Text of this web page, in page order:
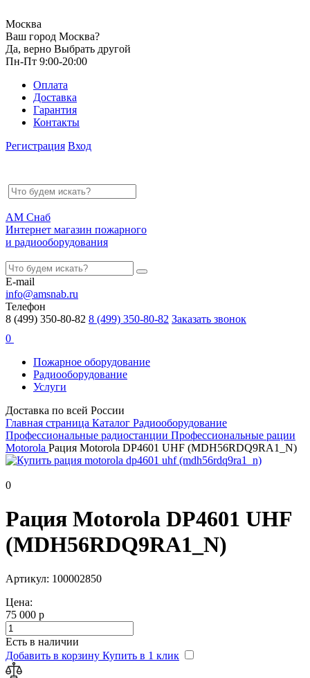
Москва
Ваш город Москва?
Да, верно Выбрать другой
Пн-Пт 9:00-20:00
Оплата
Доставка
Гарантия
Контакты
Регистрация Вход
АМ Снаб
Интернет магазин пожарного
и радиооборудования
E-mail
info@amsnab.ru
Телефон
8 (499) 350-80-82 8 (499) 350-80-82 Заказать звонок
0
Пожарное оборудование
Радиооборудование
Услуги
Доставка по всей России
Главная страница Каталог Радиооборудование
Профессиональные радиостанции Профессиональные рации
Motorola Рация Motorola DP4601 UHF (MDH56RDQ9RA1_N)
0
Рация Motorola DP4601 UHF
(MDH56RDQ9RA1_N)
Артикул: 100002850
Цена:
75 000 р
Есть в наличии
Добавить в корзину Купить в 1 клик